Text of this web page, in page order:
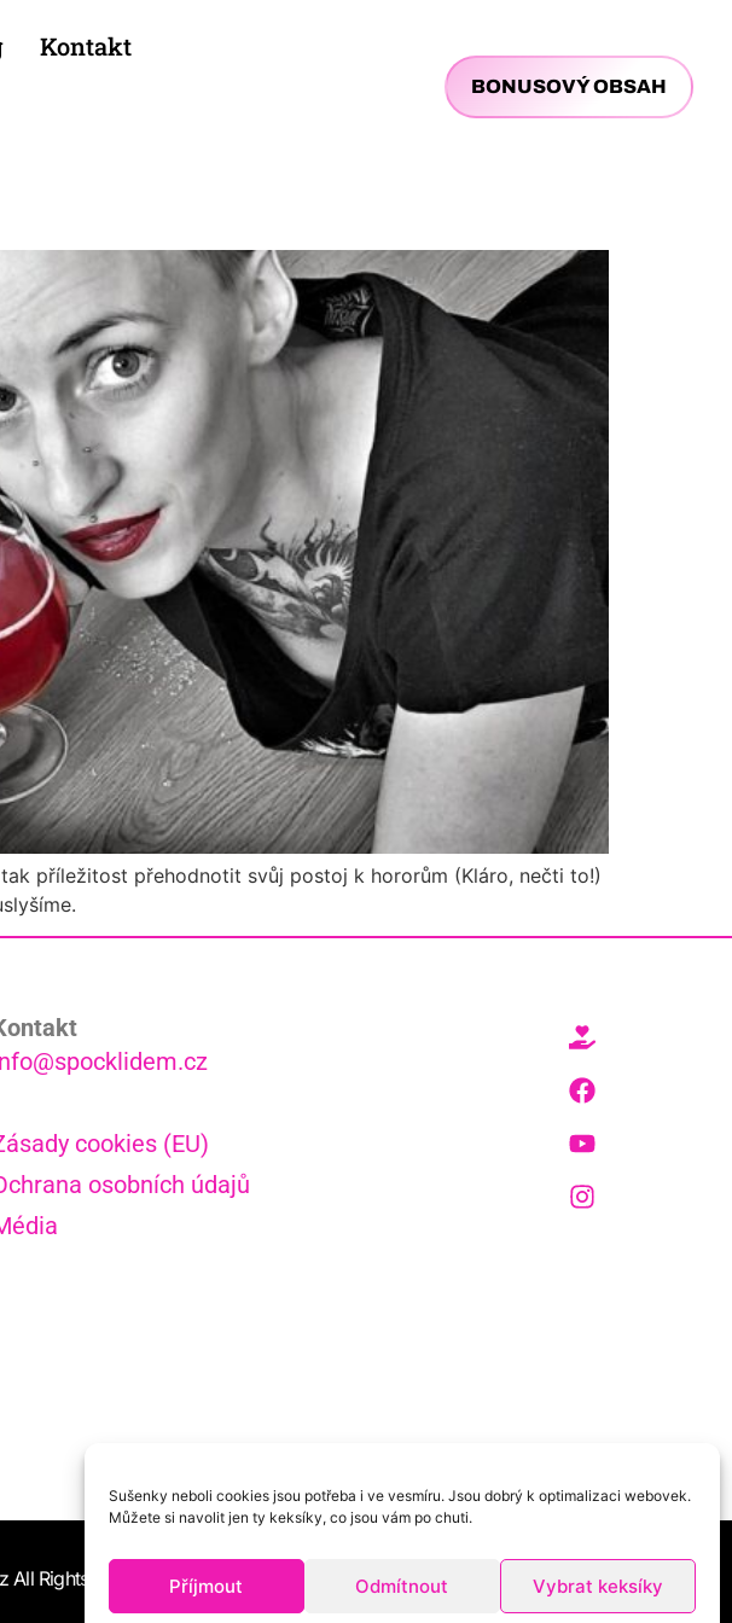
Sušenky neboli cookies jsou potřeba i ve vesmíru. Jsou dobrý k optimalizaci webovek.
Můžete si navolit jen ty keksíky, co jsou vám po chuti.
Příjmout Odmítnout Vybrat keksíky
Kontakt
BONUSOVÝ OBSAH
příležitost přehodnotit svůj postoj k hororům (Kláro, nečti to!)
cookies (EU)
osobních údajů
Rights Reserved.